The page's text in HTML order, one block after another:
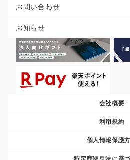
お問い合わせ
お知らせ
会社概要
利用規約
個人情報保護